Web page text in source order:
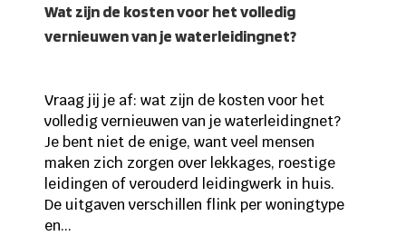
Wat zijn de kosten voor het volledig
vernieuwen van je waterleidingnet?
Vraag jij je af: wat zijn de kosten voor het
volledig vernieuwen van je waterleidingnet?
Je bent niet de enige, want veel mensen
maken zich zorgen over lekkages, roestige
leidingen of verouderd leidingwerk in huis.
De uitgaven verschillen flink per woningtype
en...